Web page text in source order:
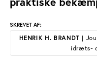
SKREVET AF:
HENRIK H. BRANDT |
idræts-